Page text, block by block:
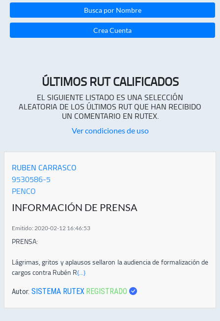
Busca por Nombre
Crea Cuenta
ÚLTIMOS RUT CALIFICADOS
EL SIGUIENTE LISTADO ES UNA SELECCIÓN
ALEATORIA DE LOS ÚLTIMOS RUT QUE HAN RECIBIDO
UN COMENTARIO EN RUTEX.
Ver condiciones de uso
RUBEN CARRASCO
9530586-5
PENCO
INFORMACIÓN DE PRENSA
Emitido: 2020-02-12 16:46:53
PRENSA:
Lágrimas, gritos y aplausos sellaron la audiencia de formalización de
cargos contra Rubén R{...}
Autor: SISTEMA RUTEX REGISTRADO